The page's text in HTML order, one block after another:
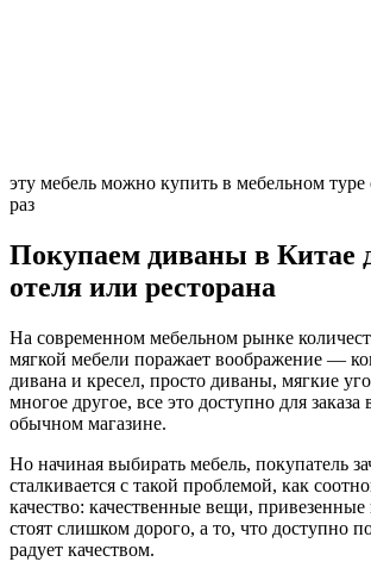
эту мебель можно купить в мебельном
раз
Покупаем диваны в Китае
отеля или ресторана
На современном мебельном рынке
мягкой мебели поражает воображение —
дивана и кресел, просто диваны, мягкие
многое другое, все это доступно для заказа
обычном магазине.
Но начиная выбирать мебель, покупатель
сталкивается с такой проблемой, как
качество: качественные вещи,
стоят слишком дорого, а то, что доступно
радует качеством.